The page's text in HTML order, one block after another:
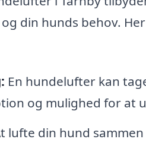
din hunds behov.
En hundelufter kan
og mulighed for at
lufte din hund